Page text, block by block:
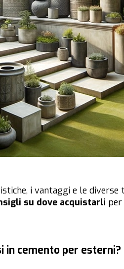
i vantaggi e le diverse
su dove acquistarli
in cemento per esterni?